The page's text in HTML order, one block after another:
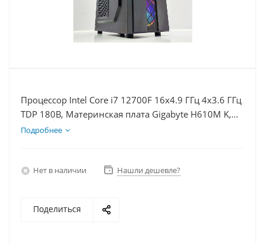
Процессор Intel Core i7 12700F 16x4.9 ГГц 4x3.6 ГГц
TDP 180В, Материнская плата Gigabyte H610M K,
Видеокарта RX 6400 4Гб, Память DDR4 8Gb, Диски
Подробнее
Нет в наличии Нашли дешевле?
Поделиться